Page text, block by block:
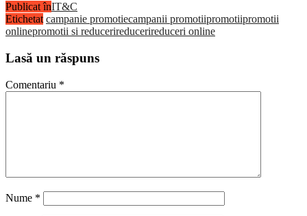
Publicat înIT&C
Etichetat campanie promotiecampanii promotiipromotiipromotii
onlinepromotii si reducerireducerireduceri online
Lasă un răspuns
Comentariu *
Nume *